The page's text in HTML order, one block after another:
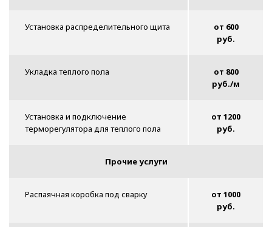
Установка распределительного щита
от 600
руб.
Укладка теплого пола
от 800
руб./м
Установка и подключение
терморегулятора для теплого пола
от 1200
руб.
Прочие услуги
Распаячная коробка под сварку
от 1000
руб.